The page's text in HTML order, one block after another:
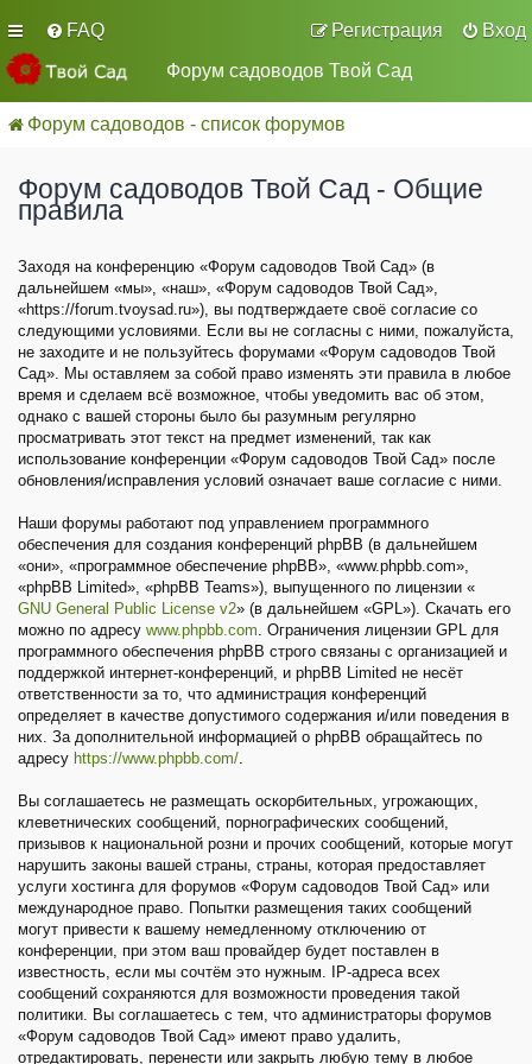
FAQ Вход
Регистрация
Форум садоводов Твой Сад
Форум садоводов - список форумов
Форум садоводов Твой Сад - Общие
правила
Заходя на конференцию «Форум садоводов Твой Сад» (в
дальнейшем «мы», «наш», «Форум садоводов Твой Сад»,
«https://forum.tvoysad.ru»), вы подтверждаете своё согласие со
следующими условиями. Если вы не согласны с ними, пожалуйста,
не заходите и не пользуйтесь форумами «Форум садоводов Твой
Сад». Мы оставляем за собой право изменять эти правила в любое
время и сделаем всё возможное, чтобы уведомить вас об этом,
однако с вашей стороны было бы разумным регулярно
просматривать этот текст на предмет изменений, так как
использование конференции «Форум садоводов Твой Сад» после
обновления/исправления условий означает ваше согласие с ними.
Наши форумы работают под управлением программного
обеспечения для создания конференций phpBB (в дальнейшем
«они», «программное обеспечение phpBB», «www.phpbb.com»,
«phpBB Limited», «phpBB Teams»), выпущенного по лицензии «
GNU General Public License v2» (в дальнейшем «GPL»). Скачать его
можно по адресу www.phpbb.com. Ограничения лицензии GPL для
программного обеспечения phpBB строго связаны с организацией и
поддержкой интернет-конференций, и phpBB Limited не несёт
ответственности за то, что администрация конференций
определяет в качестве допустимого содержания и/или поведения в
них. За дополнительной информацией о phpBB обращайтесь по
адресу https://www.phpbb.com/.
Вы соглашаетесь не размещать оскорбительных, угрожающих,
клеветнических сообщений, порнографических сообщений,
призывов к национальной розни и прочих сообщений, которые могут
нарушить законы вашей страны, страны, которая предоставляет
услуги хостинга для форумов «Форум садоводов Твой Сад» или
международное право. Попытки размещения таких сообщений
могут привести к вашему немедленному отключению от
конференции, при этом ваш провайдер будет поставлен в
известность, если мы сочтём это нужным. IP-адреса всех
сообщений сохраняются для возможности проведения такой
политики. Вы соглашаетесь с тем, что администраторы форумов
«Форум садоводов Твой Сад» имеют право удалить,
отредактировать, перенести или закрыть любую тему в любое